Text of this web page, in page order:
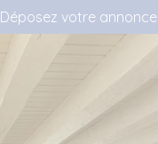
Déposez votre annonce